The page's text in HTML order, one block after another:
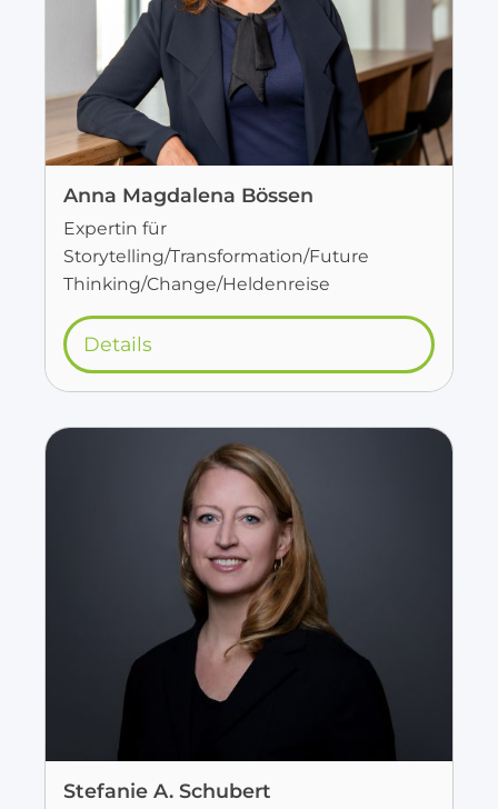
Anna Magdalena Bössen
Expertin für
Storytelling/Transformation/Future
Thinking/Change/Heldenreise
Details
Stefanie A. Schubert